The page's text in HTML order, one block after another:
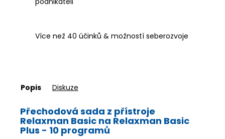
Více než 40 účinků & možností seberozvoje
Popis Diskuze
Přechodová sada z přístroje
Relaxman Basic na Relaxman Basic
Plus - 10 programů